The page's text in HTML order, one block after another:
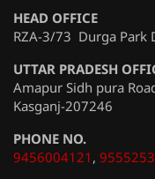
HEAD OFFICE
RZA-3/73 Durga Park
UTTAR PRADESH
Amapur Sidh pura
Kasganj-207246
PHONE NO.
9456004121 ,